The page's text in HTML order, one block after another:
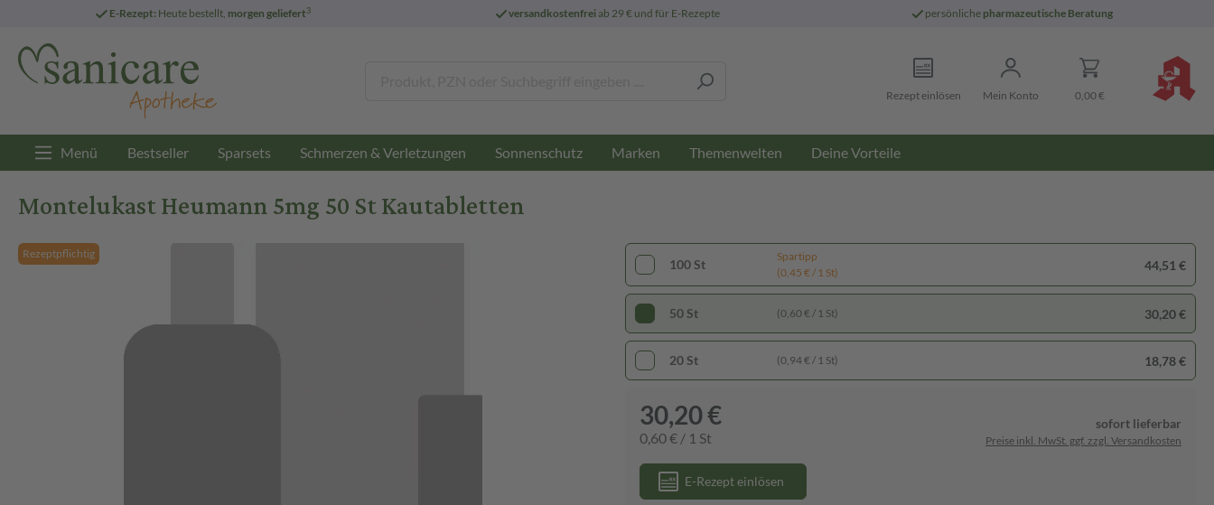
E-Rezept: Heute bestellt, morgen geliefert3 versandkostenfreiab 29 € und für E-Rezepte persönliche pharmazeutische Beratung
Rezept einlösen Mein Konto 0,00 €
Menü Bestseller Sparsets Schmerzen & Verletzungen Sonnenschutz Marken Themenwelten Deine Vorteile
Montelukast Heumann 5mg 50 St Kautabletten
Rezeptpflichtig
100 St
Spartipp
(0,45 € / 1 St)
44,51 €
50 St (0,60 € / 1 St) 30,20 €
20 St (0,94 € / 1 St) 18,78 €
30,20 €
0,60 € / 1 St
sofort lieferbar
Preise inkl. MwSt. ggf. zzgl. Versandkosten
E-Rezept einlösen